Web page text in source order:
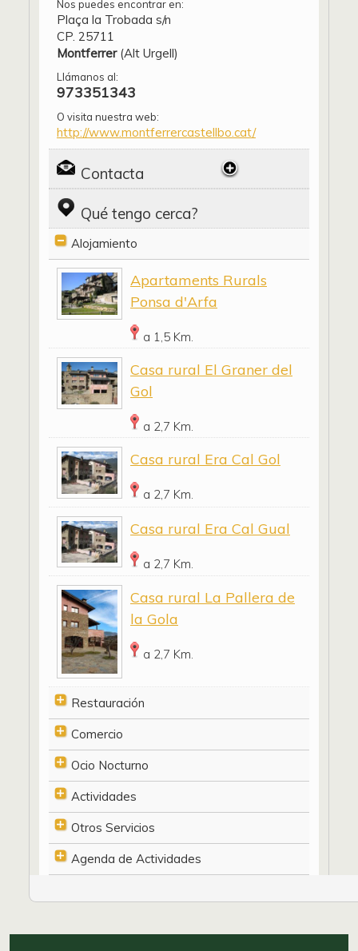
Nos puedes encontrar en:
Plaça la Trobada s/n
CP. 25711
Montferrer(Alt Urgell)
Llámanos al:
973351343
O visita nuestra web:
http://www.montferrercastellbo.cat/
Contacta
Qué tengo cerca?
Alojamiento
Apartaments Rurals
Ponsa d'Arfa
a 1,5 Km.
Casa rural El Graner del
Gol
a 2,7 Km.
Casa rural Era Cal Gol
a 2,7 Km.
Casa rural Era Cal Gual
a 2,7 Km.
Casa rural La Pallera de
la Gola
a 2,7 Km.
Restauración
Comercio
Ocio Nocturno
Actividades
Otros Servicios
Agenda de Actividades